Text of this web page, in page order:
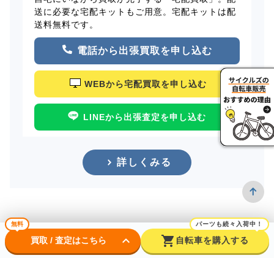
送に必要な宅配キットもご用意。宅配キットは配
送料無料です。
電話から出張買取を申し込む
WEBから宅配買取を申し込む
LINEから出張査定を申し込む
詳しくみる
無料
買取 / 査定はこちら keyboard_arrow_down shopping_cart
パーツも続々入荷中！
自転車を購入する